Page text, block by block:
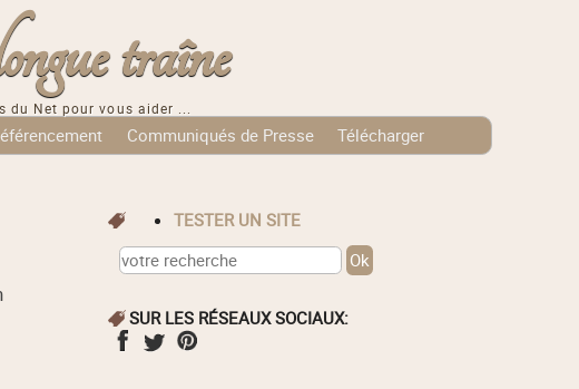
traîne
du Net pour vous aider ...
Communiqués de Presse
Télécharger
TESTER UN SITE
SUR LES RÉSEAUX SOCIAUX: